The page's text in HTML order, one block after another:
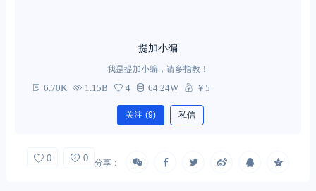
提加小编
我是提加小编，请多指教！
6.70K 1.15B 4 64.24W ￥5
关注 (9) 私信
0 0 分享：